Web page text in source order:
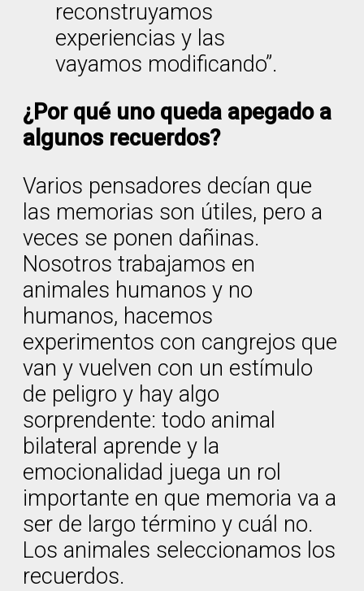
reconstruyamos
experiencias y las
vayamos modificando”.
¿Por qué uno queda apegado a
algunos recuerdos?
Varios pensadores decían que
las memorias son útiles, pero a
veces se ponen dañinas.
Nosotros trabajamos en
animales humanos y no
humanos, hacemos
experimentos con cangrejos que
van y vuelven con un estímulo
de peligro y hay algo
sorprendente: todo animal
bilateral aprende y la
emocionalidad juega un rol
importante en que memoria va a
ser de largo término y cuál no.
Los animales seleccionamos los
recuerdos.